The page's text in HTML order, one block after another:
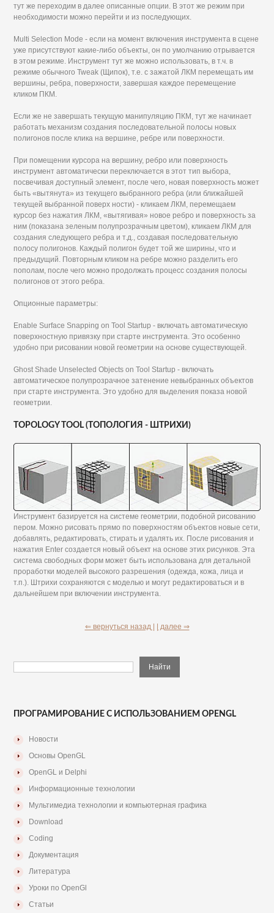
тут же переходим в далее описанные опции. В этот же режим при
необходимости можно перейти и из последующих.
Multi Selection Mode - если на момент включения инструмента в сцене
уже присутствуют какие-либо объекты, он по умолчанию отрывается
в этом режиме. Инструмент тут же можно использовать, в т.ч. в
режиме обычного Tweak (Щипок), т.е. с зажатой ЛКМ перемещать им
вершины, ребра, поверхности, завершая каждое перемещение
кликом ПКМ.
Если же не завершать текущую манипуляцию ПКМ, тут же начинает
работать механизм создания последовательной полосы новых
полигонов после клика на вершине, ребре или поверхности.
При помещении курсора на вершину, ребро или поверхность
инструмент автоматически переключается в этот тип выбора,
посвечивая доступный элемент, после чего, новая поверхность может
быть «вытянута» из текущего выбранного ребра (или ближайшей
текущей выбранной поверх ности) - кликаем ЛКМ, перемещаем
курсор без нажатия ЛКМ, «вытягивая» новое ребро и поверхность за
ним (показана зеленым полупрозрачным цветом), кликаем ЛКМ для
создания следующего ребра и т.д., создавая последовательную
полосу полигонов. Каждый полигон будет той же ширины, что и
предыдущий. Повторным кликом на ребре можно разделить его
пополам, после чего можно продолжать процесс создания полосы
полигонов от этого ребра.
Опционные параметры:
Enable Surface Snapping on Tool Startup - включать автоматическую
поверхностную привязку при старте инструмента. Это особенно
удобно при рисовании новой геометрии на основе существующей.
Ghost Shade Unselected Objects on Tool Startup - включать
автоматическое полупрозрачное затенение невыбранных объектов
при старте инструмента. Это удобно для выделения показа новой
геометрии.
TOPOLOGY TOOL (ТОПОЛОГИЯ - ШТРИХИ)
Инструмент базируется на системе геометрии, подобной рисованию
пером. Можно рисовать прямо по поверхностям объектов новые сети,
добавлять, редактировать, стирать и удалять их. После рисования и
нажатия Enter создается новый объект на основе этих рисунков. Эта
система свободных форм может быть использована для детальной
проработки моделей высокого разрешения (одежда, кожа, лица и
т.п.). Штрихи сохраняются с моделью и могут редактироваться и в
дальнейшем при включении инструмента.
⇐ вернуться назад | | далее ⇒
ПРОГРАМИРОВАНИЕ С ИСПОЛЬЗОВАНИЕМ OPENGL
Новости
Основы OpenGL
OpenGL и Delphi
Информационные технологии
Мультимедиа технологии и компьютерная графика
Download
Coding
Документация
Литература
Уроки по OpenGl
Статьи